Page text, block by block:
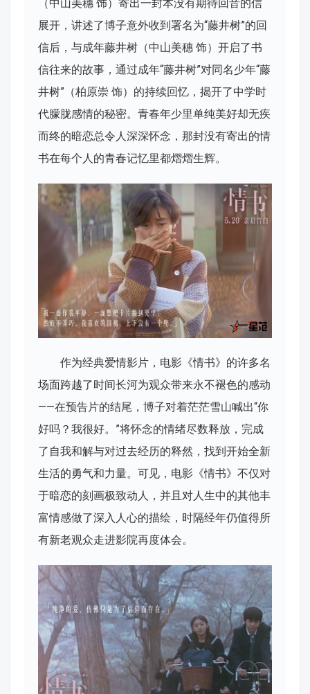
（中山美穗 饰）寄出一封本没有期待回音的信
展开，讲述了博子意外收到署名为“藤井树”的回
信后，与成年藤井树（中山美穗 饰）开启了书
信往来的故事，通过成年“藤井树”对同名少年“藤
井树”（柏原崇 饰）的持续回忆，揭开了中学时
代朦胧感情的秘密。青春年少里单纯美好却无疾
而终的暗恋总令人深深怀念，那封没有寄出的情
书在每个人的青春记忆里都熠熠生辉。
作为经典爱情影片，电影《情书》的许多名
场面跨越了时间长河为观众带来永不褪色的感动
——在预告片的结尾，博子对着茫茫雪山喊出“你
好吗？我很好。”将怀念的情绪尽数释放，完成
了自我和解与对过去经历的释然，找到开始全新
生活的勇气和力量。可见，电影《情书》不仅对
于暗恋的刻画极致动人，并且对人生中的其他丰
富情感做了深入人心的描绘，时隔经年仍值得所
有新老观众走进影院再度体会。